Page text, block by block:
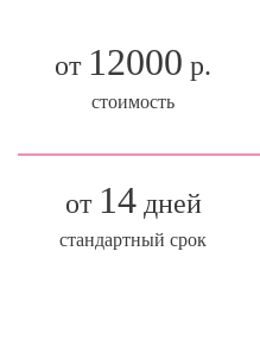
от 12000 р.
стоимость
от 14дней
стандартный срок